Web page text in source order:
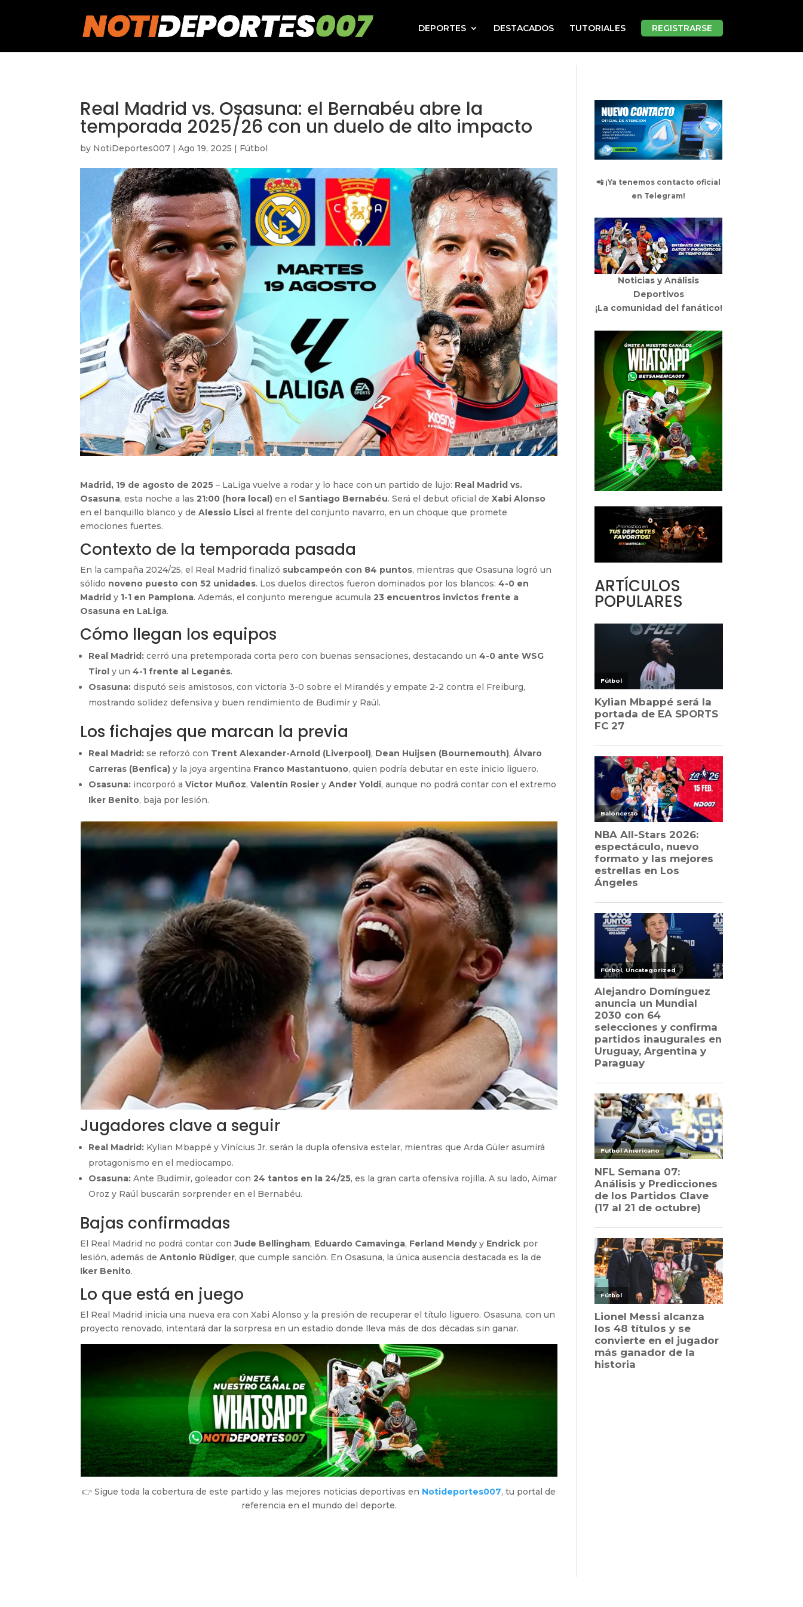
DEPORTES
DESTACADOS TUTORIALES REGISTRARSE
Real Madrid vs. Osasuna: el Bernabéu abre la
temporada 2025/26 con un duelo de alto impacto
by NotiDeportes007 |Ago 19, 2025 | Fútbol
Madrid, 19 de agosto de 2025 – LaLiga vuelve a rodar y lo hace con un partido de lujo: Real Madrid vs.
Osasuna, esta noche a las21:00 (hora local) en el Santiago Bernabéu. Será el debut oficial deXabi Alonso
en el banquillo blanco y deAlessio Lisci al frente del conjunto navarro, en un choque que promete
emociones fuertes.
Contexto de la temporada pasada
En la campaña 2024/25, el Real Madrid finalizó subcampeón con 84 puntos, mientras que Osasuna logró un
sólido noveno puesto con 52 unidades. Los duelos directos fueron dominados por los blancos:4-0 en
Madrid y 1-1 en Pamplona. Además, el conjunto merengue acumula23 encuentros invictos frente a
Osasuna en LaLiga.
Cómo llegan los equipos
Real Madrid: cerró una pretemporada corta pero con buenas sensaciones, destacando un4-0 ante WSG
Tirol y un4-1 frente al Leganés.
Osasuna: disputó seis amistosos, con victoria 3-0 sobre el Mirandés y empate 2-2 contra el Freiburg,
mostrando solidez defensiva y buen rendimiento de Budimir y Raúl.
Los fichajes que marcan la previa
Real Madrid: se reforzó con Trent Alexander-Arnold (Liverpool), Dean Huijsen (Bournemouth),Álvaro
Carreras (Benfica) y la joya argentina Franco Mastantuono, quien podría debutar en este inicio liguero.
Osasuna: incorporó aVíctor Muñoz,Valentín Rosier yAnder Yoldi, aunque no podrá contar con el extremo
Iker Benito, baja por lesión.
Jugadores clave a seguir
Real Madrid: Kylian Mbappé y Vinícius Jr. serán la dupla ofensiva estelar, mientras que Arda Güler asumirá
protagonismo en el mediocampo.
Osasuna: Ante Budimir, goleador con24 tantos en la 24/25, es la gran carta ofensiva rojilla. A su lado, Aimar
Oroz y Raúl buscarán sorprender en el Bernabéu.
Bajas confirmadas
El Real Madrid no podrá contar conJude Bellingham, Eduardo Camavinga, Ferland Mendyy Endrick por
lesión, además deAntonio Rüdiger, que cumple sanción. En Osasuna, la única ausencia destacada es la de
Iker Benito.
Lo que está en juego
El Real Madrid inicia una nueva era con Xabi Alonso y la presión de recuperar el título liguero. Osasuna, con un
proyecto renovado, intentará dar la sorpresa en un estadio donde lleva más de dos décadas sin ganar.
👉 Sigue toda la cobertura de este partido y las mejores noticias deportivas en Notideportes007, tu portal de
referencia en el mundo del deporte.
📲 ¡Ya tenemos contacto oficial
en Telegram!
Noticias y Análisis
Deportivos
¡La comunidad del fanático!
ARTÍCULOS
POPULARES